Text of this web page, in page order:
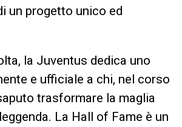
un progetto unico ed
la Juventus dedica uno
e ufficiale a chi, nel corso
trasformare la maglia
La Hall of Fame è un